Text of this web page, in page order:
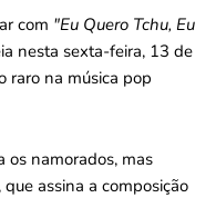
com "Eu Quero Tchu, Eu
nesta sexta-feira, 13 de
raro na música pop
os namorados, mas
assina a composição